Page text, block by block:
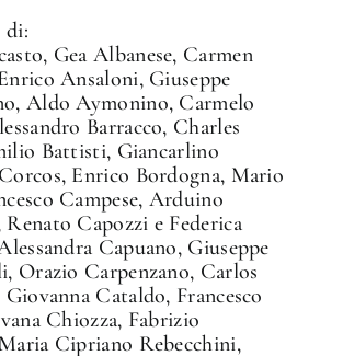
di:
Gea Albanese, Carmen
Ansaloni, Giuseppe
Aldo Aymonino, Carmelo
Barracco, Charles
Battisti, Giancarlino
Enrico Bordogna, Mario
Campese, Arduino
Capozzi e Federica
Capuano, Giuseppe
Orazio Carpenzano, Carlos
Giovanna Cataldo, Francesco
Chiozza, Fabrizio
Cipriano Rebecchini,